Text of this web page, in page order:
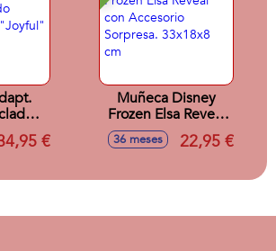
€
Muñeca Disney
Frozen Elsa Reveal
con Accesorio
Sorpresa. 33x18x8
36 meses 22,95 €